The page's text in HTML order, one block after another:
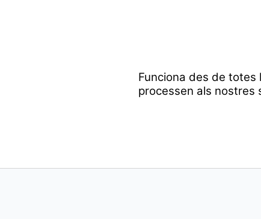
Funciona des de totes
processen als nostres